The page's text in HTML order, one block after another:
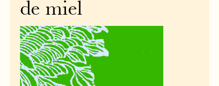
de miel